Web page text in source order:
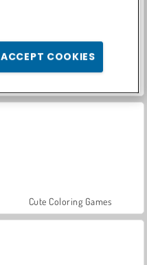
Cute Coloring Games
ACCEPT COOKIES